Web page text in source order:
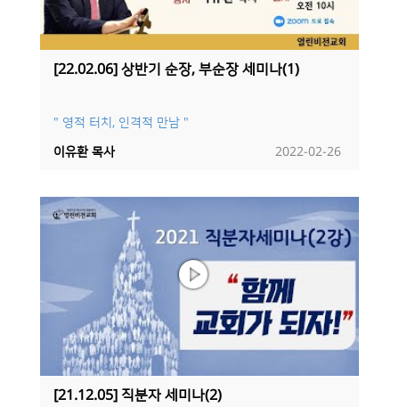
[22.02.06] 상반기 순장, 부순장 세미나(1)
" 영적 터치, 인격적 만남 "
2022-02-26
이유환 목사
[21.12.05] 직분자 세미나(2)